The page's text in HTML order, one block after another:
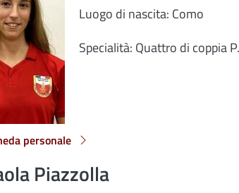
Luogo di nascita: Como
Specialità: Quattro di coppia
personale
Piazzolla